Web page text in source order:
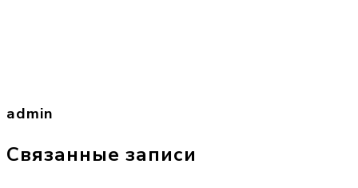
admin
Связанные записи